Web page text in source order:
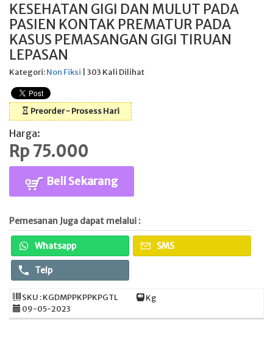
KESEHATAN GIGI DAN MULUT PADA
PASIEN KONTAK PREMATUR PADA
KASUS PEMASANGAN GIGI TIRUAN
LEPASAN
Kategori:Non Fiksi | 303 Kali Dilihat
Preorder - Prosess Hari
Harga:
Rp 75.000
Beli Sekarang
Pemesanan Juga dapat melalui :
Whatsapp SMS
Telp
SKU : KGDMPPKPPKPGTL
Kg
09-05-2023